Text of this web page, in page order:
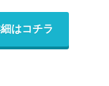
はコチラ